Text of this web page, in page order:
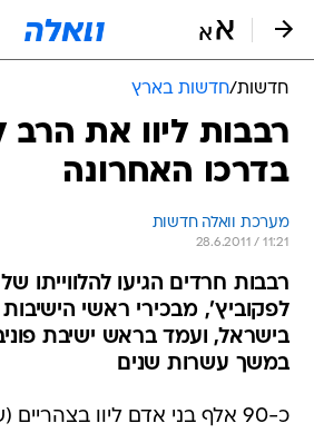
חדשות/חדשות בארץ
רבבות ליוו את הרב
בדרכו האחרונה
מערכת וואלה חדשות
28.6.2011 / 11:21
רבבות חרדים הגיעו להלווייתו
לפקוביץ', מבכירי ראשי הישיבות
בישראל, ועמד בראש ישיבת
במשך עשרות שנים
כ-90 אלף בני אדם ליוו